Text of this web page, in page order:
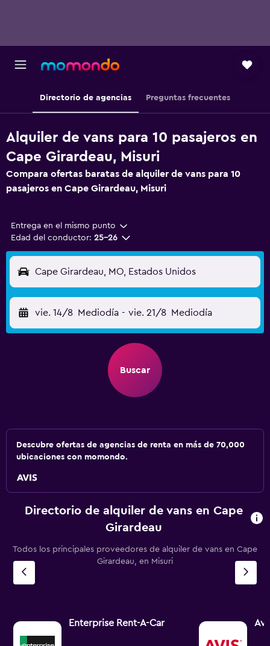
Directorio de agencias Preguntas frecuentes
Alquiler de vans para 10 pasajeros en
Cape Girardeau, Misuri
Compara ofertas baratas de alquiler de vans para 10
pasajeros en Cape Girardeau, Misuri
Entrega en el mismo punto
Edad del conductor: 25-26
Cape Girardeau, MO, Estados Unidos
vie. 14/8 Mediodía - vie. 21/8 Mediodía
Buscar
Descubre ofertas de agencias de renta en más de 70,000
ubicaciones con momondo.
Directorio de alquiler de vans en Cape
Girardeau
Todos los principales proveedores de alquiler de vans en Cape
Girardeau, en Misuri
Enterprise Rent-A-Car